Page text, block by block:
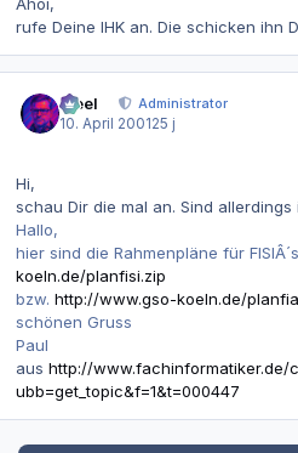
Ahoi,
rufe Deine IHK an. Die schicken ihn
steel
Administrator
10. April 200125 j
Hi,
schau Dir die mal an. Sind allerdings
Hallo,
hier sind die Rahmenpläne für FISIÂ´s
koeln.de/planfisi.zip
bzw. http://www.gso-koeln.de/
schönen Gruss
Paul
aus http://www.fachinformatiker.de/
ubb=get_topic&f=1&t=000447